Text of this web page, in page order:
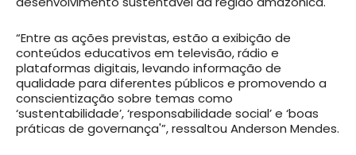
“Entre as ações previstas, estão a exibição de
conteúdos educativos em televisão, rádio e
plataformas digitais, levando informação de
qualidade para diferentes públicos e promovendo a
conscientização sobre temas como
‘sustentabilidade’, ‘responsabilidade social’ e ‘boas
práticas de governança'”, ressaltou Anderson Mendes.